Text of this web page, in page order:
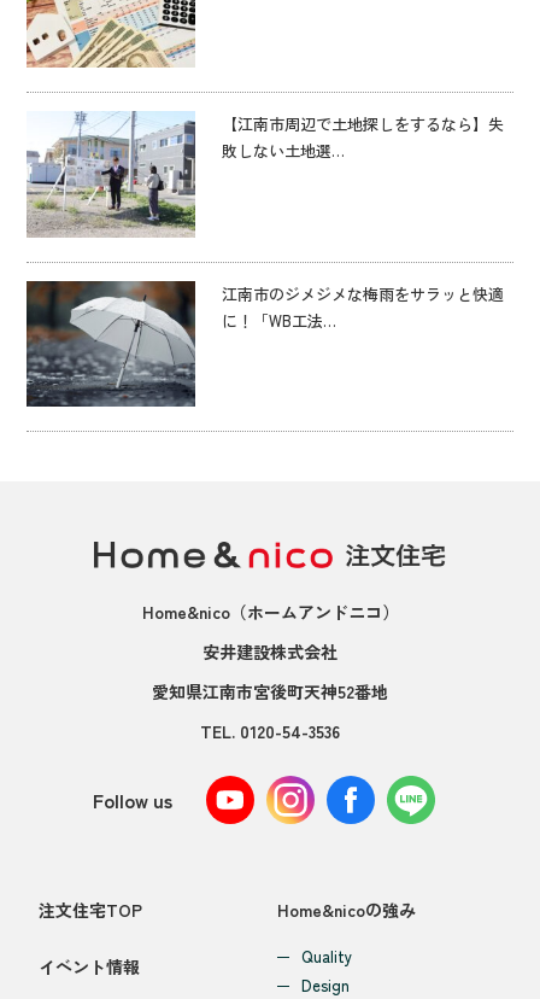
【江南市周辺で土地探しをするなら】失
敗しない土地選…
江南市のジメジメな梅雨をサラッと快適
に！「WB工法…
Home&nico（ホームアンドニコ）
安井建設株式会社
愛知県江南市宮後町天神52番地
TEL. 0120-54-3536
Follow us
注文住宅TOP
イベント情報
Home&nicoの強み
Quality
Design